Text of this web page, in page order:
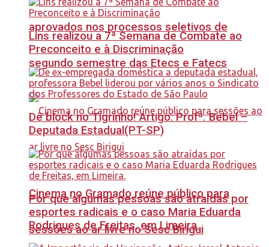
aprovados nos processos seletivos de
segundo semestre das Etecs e Fatecs
Cinema no Gramado reúne público para
sessões ao ar livre no Sesc Birigui
Lins realizou a 7ª Semana de Combate ao
Preconceito e à Discriminação
Dê block no Tigrinho! Artigo: Profª. Bebel –
Deputada Estadual(PT-SP)
Por que algumas pessoas são atraídas por
esportes radicais e o caso Maria Eduarda
Rodrigues de Freitas, em Limeira.